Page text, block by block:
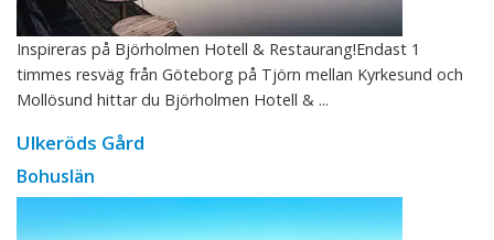
Inspireras på Björholmen Hotell & Restaurang!Endast 1
timmes resväg från Göteborg på Tjörn mellan Kyrkesund och
Mollösund hittar du Björholmen Hotell & ...
Ulkeröds Gård
Bohuslän